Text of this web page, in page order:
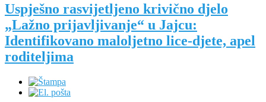
Uspješno rasvijetljeno krivično djelo
„Lažno prijavljivanje“ u Jajcu:
Identifikovano maloljetno lice-djete, apel
roditeljima